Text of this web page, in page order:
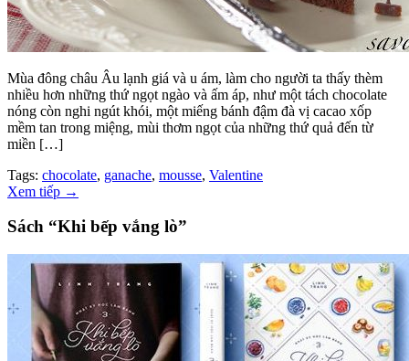
Mùa đông châu Âu lạnh giá và u ám, làm cho người ta thấy thèm
nhiều hơn những thứ ngọt ngào và ấm áp, như một tách chocolate
nóng còn nghi ngút khói, một miếng bánh đậm đà vị cacao xốp
mềm tan trong miệng, mùi thơm ngọt của những thứ quả đến từ
miền […]
Tags: chocolate, ganache, mousse, Valentine
Xem tiếp →
Sách “Khi bếp vắng lò”